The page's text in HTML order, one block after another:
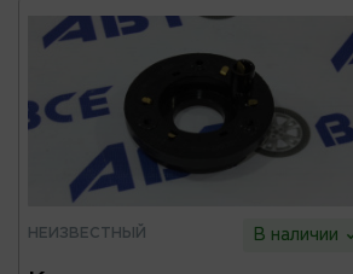
НЕИЗВЕСТНЫЙ В наличии